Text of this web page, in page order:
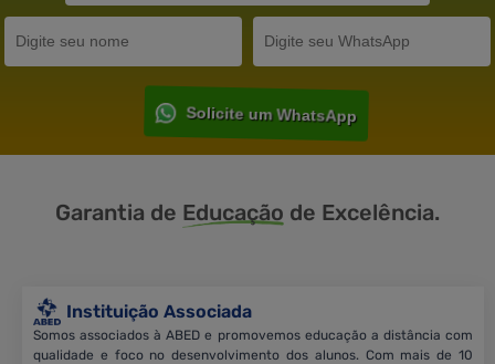
Solicite um WhatsApp
Garantia de Educação de Excelência.
Instituição Associada
Somos associados à ABED e promovemos educação a distância com
qualidade e foco no desenvolvimento dos alunos. Com mais de 10